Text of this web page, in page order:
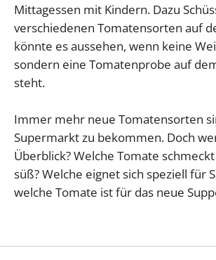
Mittagessen mit Kindern. Dazu
verschiedenen Tomatensorten auf
könnte es aussehen, wenn keine
sondern eine Tomatenprobe auf
steht.
Immer mehr neue Tomatensorten
Supermarkt zu bekommen. Doch
Überblick? Welche Tomate
süß? Welche eignet sich speziell für
welche Tomate ist für das neue